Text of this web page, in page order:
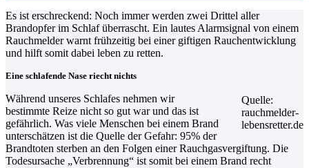
Es ist erschreckend: Noch immer werden zwei Drittel aller
Brandopfer im Schlaf überrascht. Ein lautes Alarmsignal von einem
Rauchmelder warnt frühzeitig bei einer giftigen Rauchentwicklung
und hilft somit dabei leben zu retten.
Quelle:
rauchmelder-
lebensretter.de
Eine schlafende Nase riecht nichts
Während unseres Schlafes nehmen wir
bestimmte Reize nicht so gut war und das ist
gefährlich. Was viele Menschen bei einem Brand
unterschätzen ist die Quelle der Gefahr: 95% der
Brandtoten sterben an den Folgen einer Rauchgasvergiftung. Die
Todesursache „Verbrennung“ ist somit bei einem Brand recht